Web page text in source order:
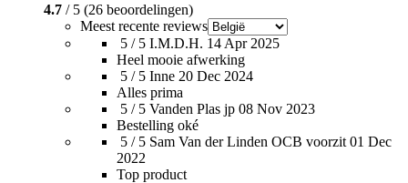
4.7 / 5 (26 beoordelingen)
Meest recente reviews
5 / 5 I.M.D.H. 14 Apr 2025
Heel mooie afwerking
5 / 5 Inne 20 Dec 2024
Alles prima
5 / 5 Vanden Plas jp 08 Nov 2023
Bestelling oké
5 / 5 Sam Van der Linden OCB voorzit 01 Dec
2022
Top product